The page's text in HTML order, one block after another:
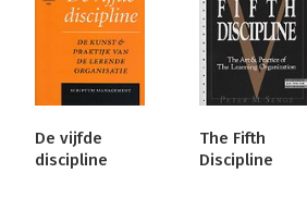
De vijfde
discipline
The Fifth
Discipline